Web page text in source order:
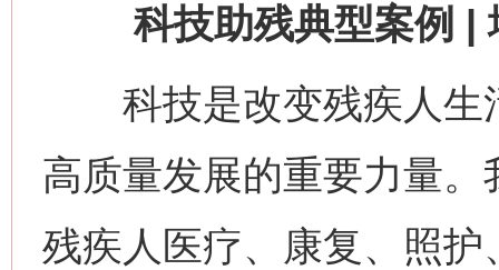
科技助残典型案例 |
科技是改变残疾人生
高质量发展的重要力量
残疾人医疗、康复、照